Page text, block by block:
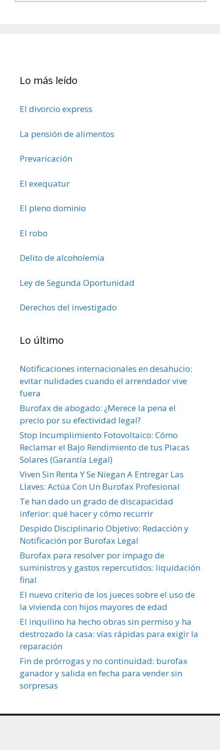
Lo más leído
El divorcio express
La pensión de alimentos
Prevaricación
El exequatur
El pleno dominio
El robo
Delito de alcoholemia
Ley de Segunda Oportunidad
Derechos del investigado
Lo último
Notificaciones internacionales en desahucio:
evitar nulidades cuando el arrendador vive
fuera
Burofax de abogado: ¿Merece la pena el
precio por su efectividad legal?
Stop Incumplimiento Fotovoltaico: Cómo
Reclamar el Bajo Rendimiento de tus Placas
Solares (Garantía Legal)
Viven Sin Renta Y Se Niegan A Entregar Las
Llaves: Actúa Con Un Burofax Profesional
Te han dado un grado de discapacidad
inferior: qué hacer y cómo recurrir
Despido Disciplinario Objetivo: Redacción y
Notificación por Burofax Legal
Burofax para resolver por impago de
suministros y gastos repercutidos: liquidación
final
El nuevo criterio de los jueces sobre el uso de
la vivienda con hijos mayores de edad
El inquilino ha hecho obras sin permiso y ha
destrozado la casa: vías rápidas para exigir la
reparación
Fin de prórrogas y no continuidad: burofax
ganador y salida en fecha para vender sin
sorpresas